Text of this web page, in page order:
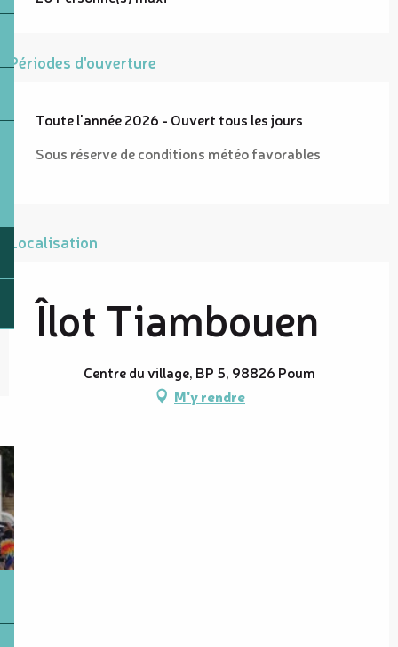
Périodes d'ouverture
Toute l'année 2026 - Ouvert tous les jours
Sous réserve de conditions météo favorables
Localisation
Îlot Tiambouen
Centre du village, BP 5, 98826 Poum
M'y rendre